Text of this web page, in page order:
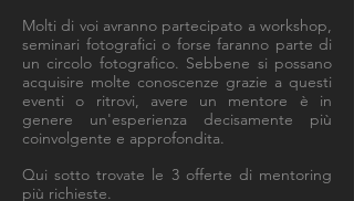
Molti di voi avranno partecipato a workshop,
seminari fotografici o forse faranno parte di
un circolo fotografico. Sebbene si possano
acquisire molte conoscenze grazie a questi
eventi o ritrovi, avere un mentore è in
genere un'esperienza decisamente più
coinvolgente e approfondita.
Qui sotto trovate le 3 offerte di mentoring
più richieste.